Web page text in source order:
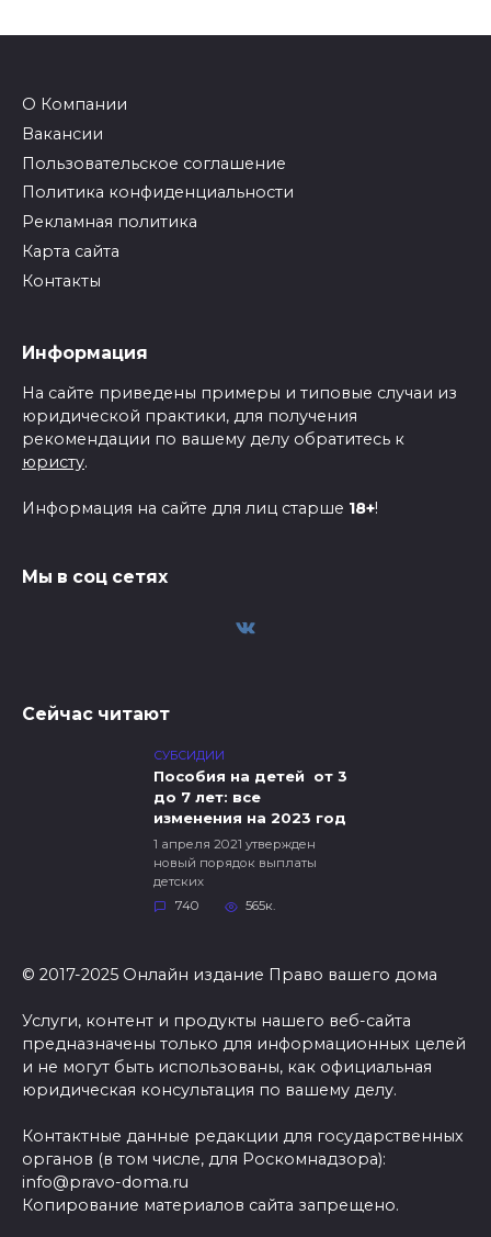
О Компании
Вакансии
Пользовательское соглашение
Политика конфиденциальности
Рекламная политика
Карта сайта
Контакты
Информация
На сайте приведены примеры и типовые случаи из
юридической практики, для получения
рекомендации по вашему делу обратитесь к
юристу.
Информация на сайте для лиц старше 18+!
Мы в соц сетях
Сейчас читают
СУБСИДИИ
Пособия на детей от 3
до 7 лет: все
изменения на 2023 год
1 апреля 2021 утвержден
новый порядок выплаты
детских
740
565к.
© 2017-2025 Онлайн издание Право вашего дома
Услуги, контент и продукты нашего веб-сайта
предназначены только для информационных целей
и не могут быть использованы, как официальная
юридическая консультация по вашему делу.
Контактные данные редакции для государственных
органов (в том числе, для Роскомнадзора):
info@pravo-doma.ru
Копирование материалов сайта запрещено.